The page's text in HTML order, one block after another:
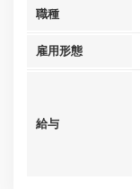
職種
雇用形態
給与